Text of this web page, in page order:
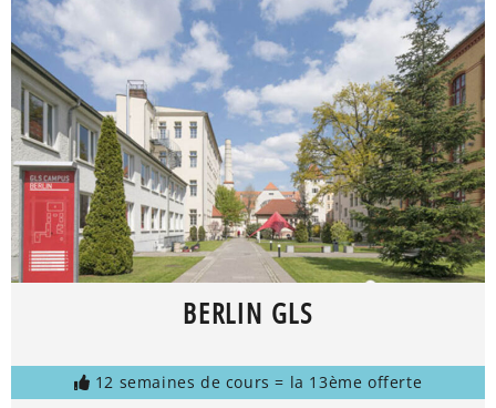
BERLIN GLS
12 semaines de cours = la 13ème offerte